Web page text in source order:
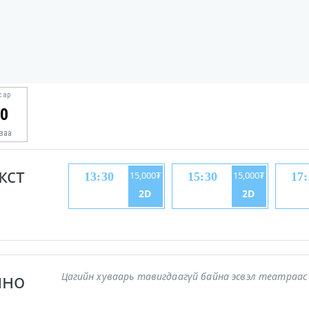
13:30 15,000₮
2D
15:30 15,000₮
2D
Цагийн хуваарь тавигдаагүй байна эсвэл театраас